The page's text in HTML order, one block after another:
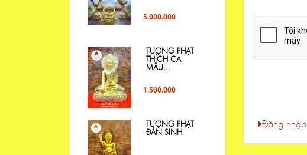
5.000.000
TƯỢNG PHẬT
THÍCH CA
MÂU...
1.500.000
TƯỢNG PHẬT
ĐẢN SINH
Đăng nhập